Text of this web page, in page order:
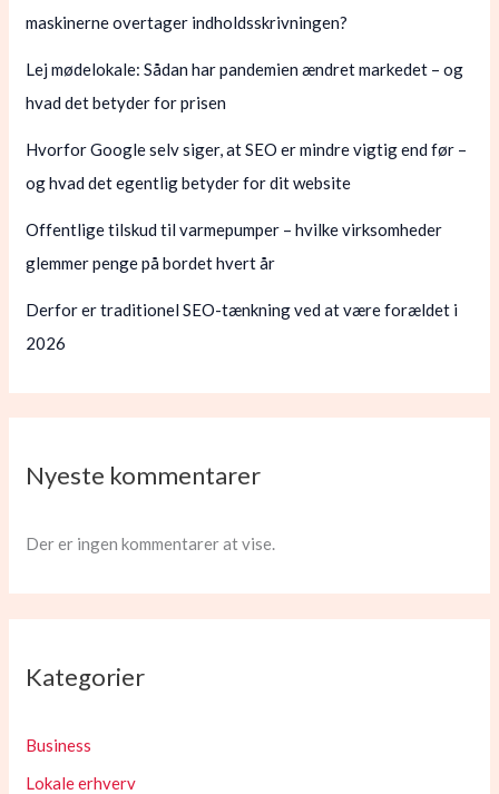
maskinerne overtager indholdsskrivningen?
Lej mødelokale: Sådan har pandemien ændret markedet – og
hvad det betyder for prisen
Hvorfor Google selv siger, at SEO er mindre vigtig end før –
og hvad det egentlig betyder for dit website
Offentlige tilskud til varmepumper – hvilke virksomheder
glemmer penge på bordet hvert år
Derfor er traditionel SEO-tænkning ved at være forældet i
2026
Nyeste kommentarer
Der er ingen kommentarer at vise.
Kategorier
Business
Lokale erhverv